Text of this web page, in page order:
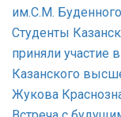
им.С.М. Буденного
Студенты
приняли участие
Казанского
Жукова